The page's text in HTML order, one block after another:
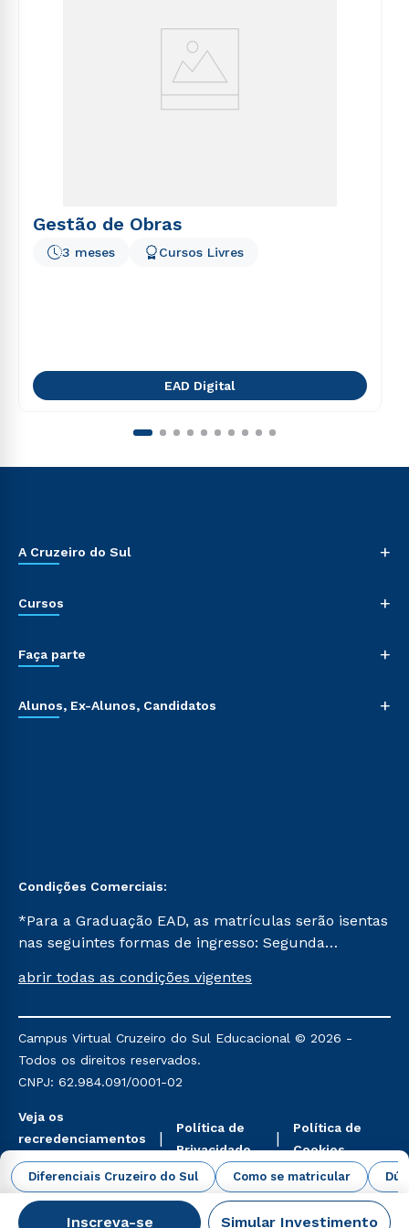
Diferenciais Cruzeiro do Sul Como se matricular
Inscreva-se Simular Investimento
Gestão de Obras
3 meses Cursos Livres
EAD Digital
A Cruzeiro do Sul +
Cursos +
Faça parte +
Alunos, Ex-Alunos, Candidatos +
Condições Comerciais:
*Para a Graduação EAD, as matrículas serão isentas
nas seguintes formas de ingresso: Segunda
Já para as demais, a taxa de matrícula será de R$
mencionadas são referentes aos cursos: Ensino
Religioso, Geografia para a Docência e Metodologia
do Ensino de História: Questões Atuais.
abrir todas as condições vigentes
Campus Virtual Cruzeiro do Sul Educacional © 2026 -
Todos os direitos reservados.
CNPJ: 62.984.091/0001-02
Veja os
recredenciamentos
aqui
Política de
Privacidade
Política de
Cookies